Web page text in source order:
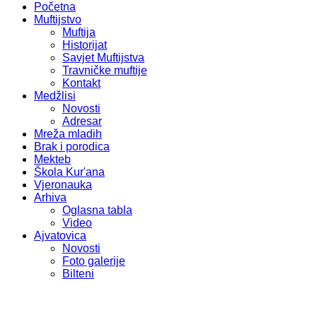
Početna
Muftijstvo
Muftija
Historijat
Savjet Muftijstva
Travničke muftije
Kontakt
Medžlisi
Novosti
Adresar
Mreža mladih
Brak i porodica
Mekteb
Škola Kur'ana
Vjeronauka
Arhiva
Oglasna tabla
Video
Ajvatovica
Novosti
Foto galerije
Bilteni